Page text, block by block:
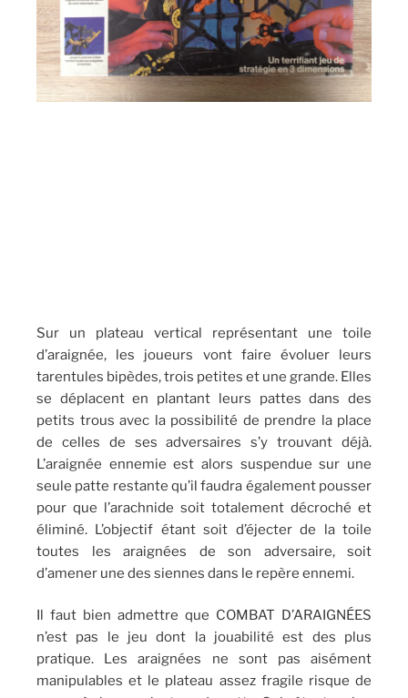
Sur un plateau vertical représentant une toile
d’araignée, les joueurs vont faire évoluer leurs
tarentules bipèdes, trois petites et une grande. Elles
se déplacent en plantant leurs pattes dans des
petits trous avec la possibilité de prendre la place
de celles de ses adversaires s’y trouvant déjà.
L’araignée ennemie est alors suspendue sur une
seule patte restante qu’il faudra également pousser
pour que l’arachnide soit totalement décroché et
éliminé. L’objectif étant soit d’éjecter de la toile
toutes les araignées de son adversaire, soit
d’amener une des siennes dans le repère ennemi.
Il faut bien admettre que COMBAT D’ARAIGNÉES
n’est pas le jeu dont la jouabilité est des plus
pratique. Les araignées ne sont pas aisément
manipulables et le plateau assez fragile risque de